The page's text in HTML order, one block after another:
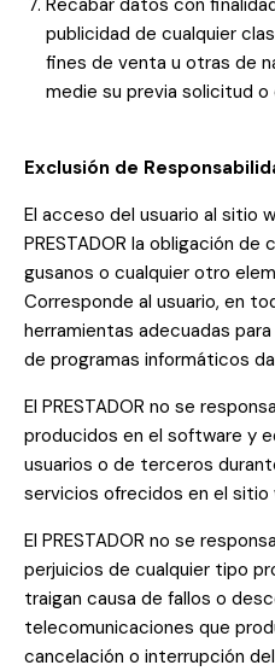
publicidad de cualquier
fines de venta u otras de
medie su previa solicitud
Exclusión de
El acceso del usuario al sitio
PRESTADOR la obligación
gusanos o cualquier otro
Corresponde al usuario, en
herramientas adecuadas
de programas informáticos
El PRESTADOR no se
producidos en el software y
usuarios o de terceros
servicios ofrecidos en el sitio
El PRESTADOR no se
perjuicios de cualquier tipo
traigan causa de fallos o
telecomunicaciones que
cancelación o interrupción